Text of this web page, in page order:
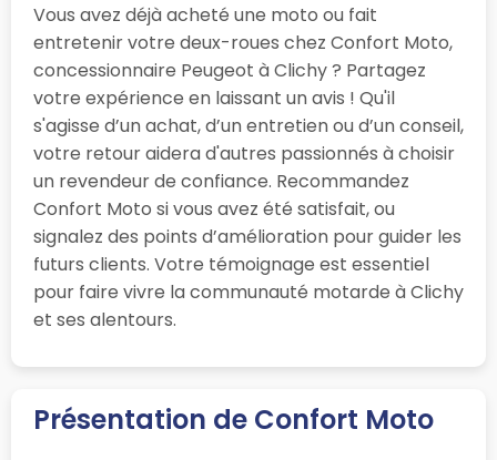
Vous avez déjà acheté une moto ou fait
entretenir votre deux-roues chez Confort Moto,
concessionnaire Peugeot à Clichy ? Partagez
votre expérience en laissant un avis ! Qu'il
s'agisse d’un achat, d’un entretien ou d’un conseil,
votre retour aidera d'autres passionnés à choisir
un revendeur de confiance. Recommandez
Confort Moto si vous avez été satisfait, ou
signalez des points d’amélioration pour guider les
futurs clients. Votre témoignage est essentiel
pour faire vivre la communauté motarde à Clichy
et ses alentours.
Présentation de Confort Moto